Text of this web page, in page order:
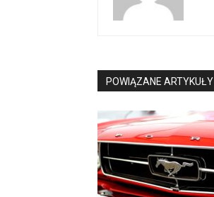
POWIĄZANE ARTYKUŁY